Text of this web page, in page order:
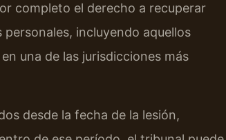
completo el derecho a recuperar
incluyendo aquellos
una de las jurisdicciones más
desde la fecha de la lesión,